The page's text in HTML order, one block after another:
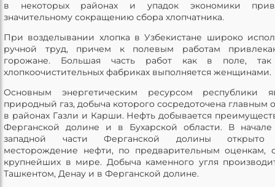
в некоторых районах и упадок экономики
значительному сокращению сбора хлопчатника.
При возделывании хлопка в Узбекистане широко
ручной труд, причем к полевым работам
горожане. Большая часть работ как в поле,
хлопкоочистительных фабриках выполняется женщинами.
Основным энергетическим ресурсом республики
природный газ, добыча которого сосредоточена главным
в районах Газли и Карши. Нефть добывается
Ферганской долине и в Бухарской области. В
западной части Ферганской долины открыто
месторождение нефти, по предварительным оценкам,
крупнейших в мире. Добыча каменного угля
Ташкентом, Денау и в Ферганской долине.